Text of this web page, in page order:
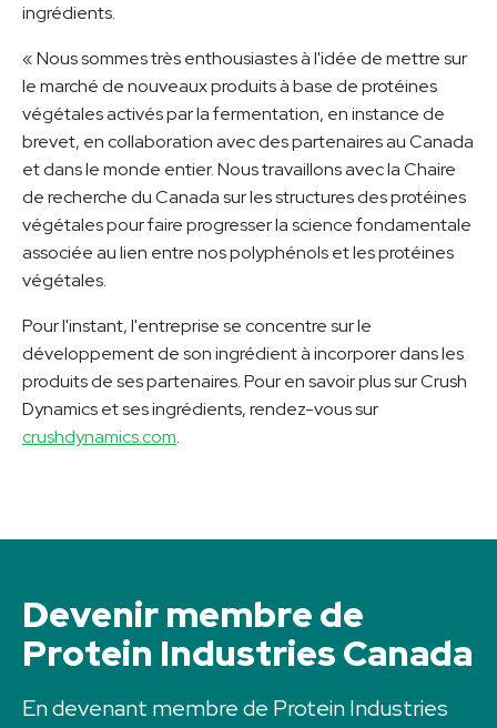
ingrédients.
« Nous sommes très enthousiastes à l'idée de mettre sur
le marché de nouveaux produits à base de protéines
végétales activés par la fermentation, en instance de
brevet, en collaboration avec des partenaires au Canada
et dans le monde entier. Nous travaillons avec la Chaire
de recherche du Canada sur les structures des protéines
végétales pour faire progresser la science fondamentale
associée au lien entre nos polyphénols et les protéines
végétales.
Pour l'instant, l'entreprise se concentre sur le
développement de son ingrédient à incorporer dans les
produits de ses partenaires. Pour en savoir plus sur Crush
Dynamics et ses ingrédients, rendez-vous sur
crushdynamics.com.
Devenir membre de
Protein Industries Canada
En devenant membre de Protein Industries